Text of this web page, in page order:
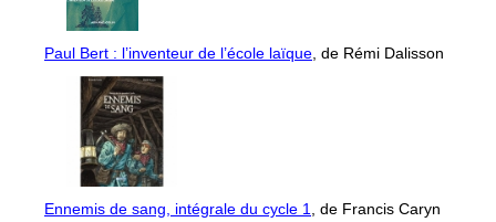
Paul Bert : l’inventeur de l’école laïque, de Rémi Dalisson
Ennemis de sang, intégrale du cycle 1, de Francis Caryn